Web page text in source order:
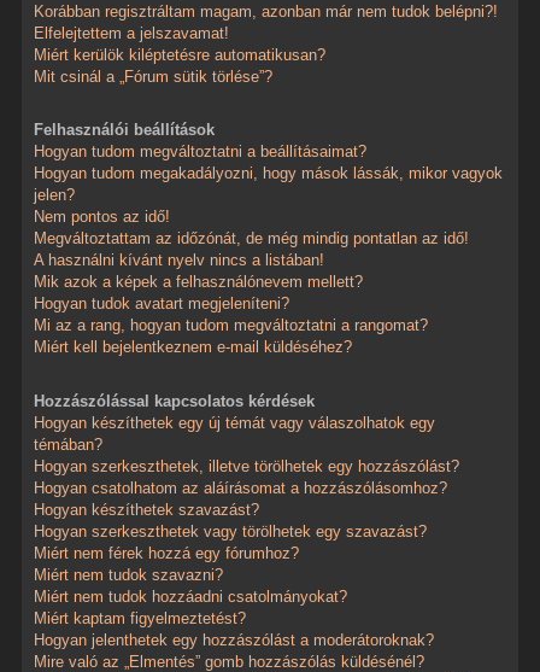
Korábban regisztráltam magam, azonban már nem tudok belépni?!
Elfelejtettem a jelszavamat!
Miért kerülök kiléptetésre automatikusan?
Mit csinál a „Fórum sütik törlése”?
Felhasználói beállítások
Hogyan tudom megváltoztatni a beállításaimat?
Hogyan tudom megakadályozni, hogy mások lássák, mikor vagyok
jelen?
Nem pontos az idő!
Megváltoztattam az időzónát, de még mindig pontatlan az idő!
A használni kívánt nyelv nincs a listában!
Mik azok a képek a felhasználónevem mellett?
Hogyan tudok avatart megjeleníteni?
Mi az a rang, hogyan tudom megváltoztatni a rangomat?
Miért kell bejelentkeznem e-mail küldéséhez?
Hozzászólással kapcsolatos kérdések
Hogyan készíthetek egy új témát vagy válaszolhatok egy
témában?
Hogyan szerkeszthetek, illetve törölhetek egy hozzászólást?
Hogyan csatolhatom az aláírásomat a hozzászólásomhoz?
Hogyan készíthetek szavazást?
Hogyan szerkeszthetek vagy törölhetek egy szavazást?
Miért nem férek hozzá egy fórumhoz?
Miért nem tudok szavazni?
Miért nem tudok hozzáadni csatolmányokat?
Miért kaptam figyelmeztetést?
Hogyan jelenthetek egy hozzászólást a moderátoroknak?
Mire való az „Elmentés” gomb hozzászólás küldésénél?